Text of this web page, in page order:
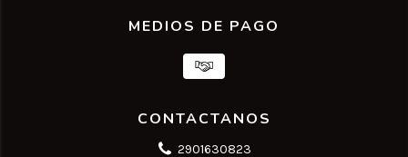
MEDIOS DE PAGO
CONTACTANOS
2901630823